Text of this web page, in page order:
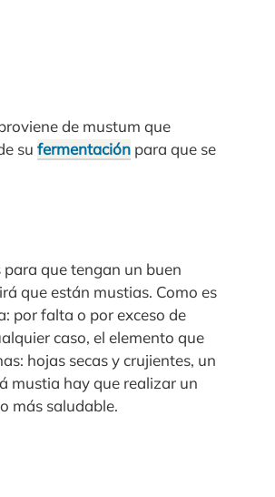
de mustum que
su fermentación para que se
que tengan un buen
que están mustias. Como es
por falta o por exceso de
caso, el elemento que
hojas secas y crujientes, un
mustia hay que realizar un
más saludable.